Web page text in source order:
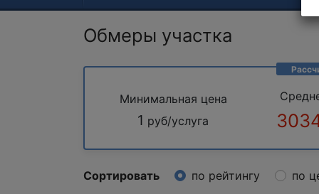
Обмеры участка
Минимальная цена
1 руб/услуга
Сортировать по рейтингу по